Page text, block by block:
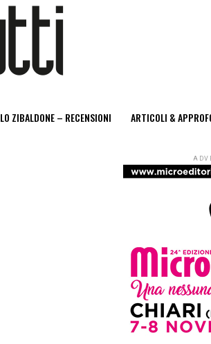
LO ZIBALDONE – RECENSIONI ARTICOLI &